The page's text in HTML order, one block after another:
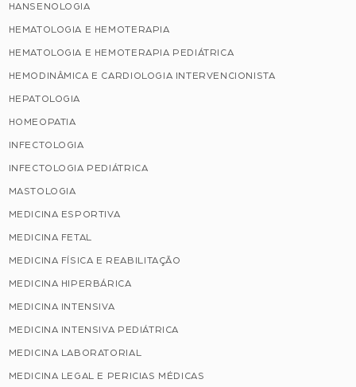
HANSENOLOGIA
HEMATOLOGIA E HEMOTERAPIA
HEMATOLOGIA E HEMOTERAPIA PEDIÁTRICA
HEMODINÂMICA E CARDIOLOGIA INTERVENCIONISTA
HEPATOLOGIA
HOMEOPATIA
INFECTOLOGIA
INFECTOLOGIA PEDIÁTRICA
MASTOLOGIA
MEDICINA ESPORTIVA
MEDICINA FETAL
MEDICINA FÍSICA E REABILITAÇÃO
MEDICINA HIPERBÁRICA
MEDICINA INTENSIVA
MEDICINA INTENSIVA PEDIÁTRICA
MEDICINA LABORATORIAL
MEDICINA LEGAL E PERICIAS MÉDICAS